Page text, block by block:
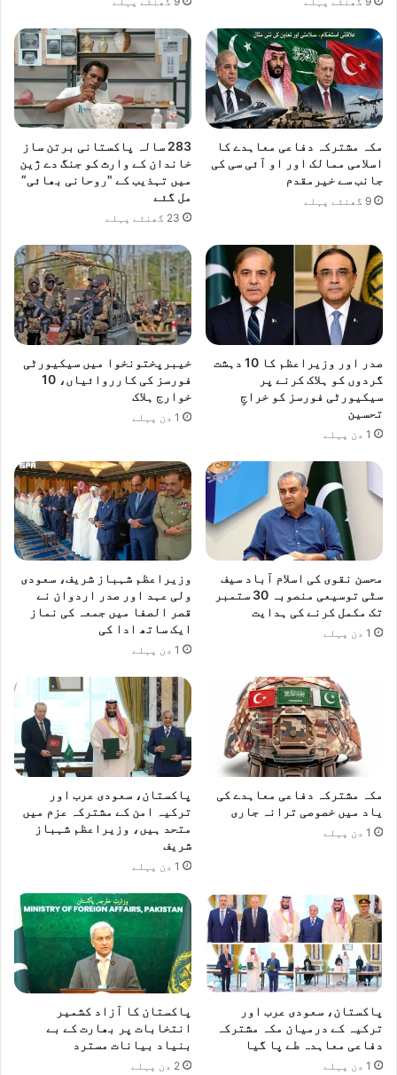
مکہ مشترکہ دفاعی معاہدے کا
اسلامی ممالک اور او آئی سی کی
جانب سے خیرمقدم
9 گھنٹے پہلے
283 سالہ پاکستانی برتن ساز
خاندان کے وارث کو جنگ دے ژین
میں تہذیب کے "روحانی بھائی”
مل گئے
23 گھنٹے پہلے
صدر اور وزیراعظم کا 10 دہشت
گردوں کو ہلاک کرنے پر
سیکیورٹی فورسز کو خراجِ
تحسین
1 دن پہلے
خیبرپختونخوا میں سیکیورٹی
فورسز کی کارروائیاں، 10
خوارج ہلاک
1 دن پہلے
محسن نقوی کی اسلام آباد سیف
سٹی توسیعی منصوبہ 30 ستمبر
تک مکمل کرنے کی ہدایت
1 دن پہلے
وزیراعظم شہباز شریف، سعودی
ولی عہد اور صدر اردوان نے
قصر الصفا میں جمعہ کی نماز
ایک ساتھ ادا کی
1 دن پہلے
مکہ مشترکہ دفاعی معاہدے کی
یاد میں خصوصی ترانہ جاری
1 دن پہلے
پاکستان، سعودی عرب اور
ترکیہ امن کے مشترکہ عزم میں
متحد ہیں، وزیراعظم شہباز
شریف
1 دن پہلے
پاکستان، سعودی عرب اور
ترکیہ کے درمیان مکہ مشترکہ
دفاعی معاہدہ طے پا گیا
1 دن پہلے
پاکستان کا آزاد کشمیر
انتخابات پر بھارت کے بے
بنیاد بیانات مسترد
2 دن پہلے